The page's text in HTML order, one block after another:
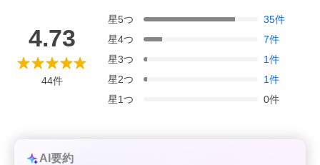
4.73
44件
星5つ 35件
星4つ 7件
星3つ 1件
星2つ 1件
星1つ 0件
AI要約